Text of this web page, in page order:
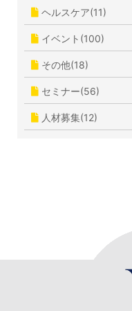
ヘルスケア(11)
イベント(100)
その他(18)
セミナー(56)
人材募集(12)